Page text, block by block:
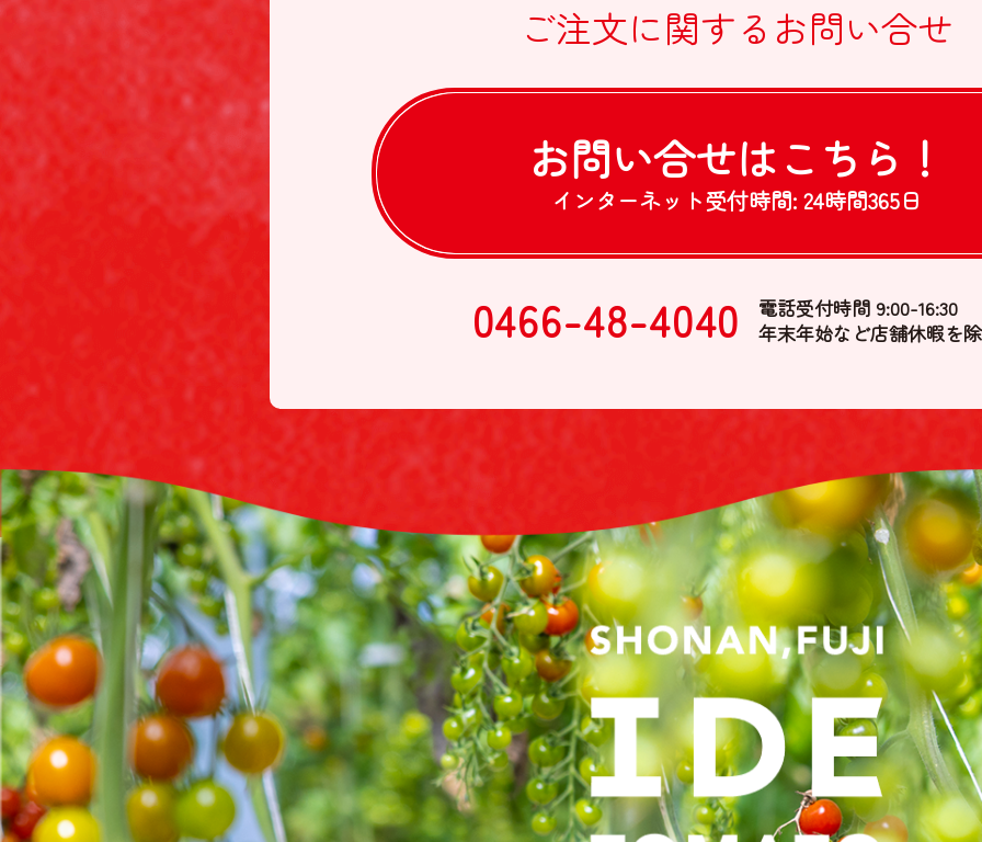
ご注文に関する お問い合せ
お問い合せはこちら！
インターネット受付時間: 24時間365日
0466-48-4040
電話受付時間 9:00-16:30
年末年始など店舗休暇を